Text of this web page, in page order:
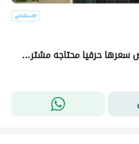
فيلا للبيع لقطه في قلب جولدن اسكور بنص سعرها حرفيا محتاجه مشتري جاهز للتنفيد فقط وهسلمهاله من بكره